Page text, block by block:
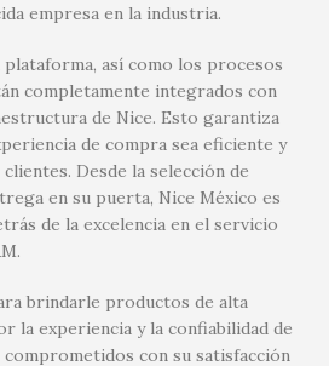
empresa en la industria.
así como los procesos
completamente integrados con
de Nice. Esto garantiza
de compra sea eficiente y
Desde la selección de
en su puerta, Nice México es
de la excelencia en el servicio
brindarle productos de alta
la experiencia y la confiabilidad de
comprometidos con su satisfacción